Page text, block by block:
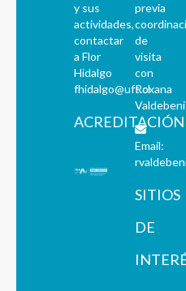
y sus
actividades,
contactar
a Flor
Hidalgo
fhidalgo@uft.cl
ACREDITACIÓN
previa
de
visita
con
Roxana
Email:
SITIOS
DE